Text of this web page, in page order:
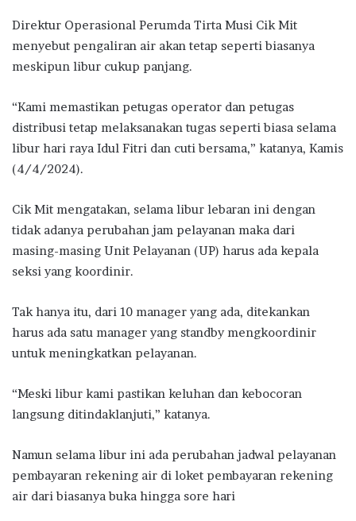
Direktur Operasional Perumda Tirta Musi Cik Mit
menyebut pengaliran air akan tetap seperti biasanya
meskipun libur cukup panjang.
“Kami memastikan petugas operator dan petugas
distribusi tetap melaksanakan tugas seperti biasa selama
libur hari raya Idul Fitri dan cuti bersama,” katanya, Kamis
(4/4/2024).
Cik Mit mengatakan, selama libur lebaran ini dengan
tidak adanya perubahan jam pelayanan maka dari
masing-masing Unit Pelayanan (UP) harus ada kepala
seksi yang koordinir.
Tak hanya itu, dari 10 manager yang ada, ditekankan
harus ada satu manager yang standby mengkoordinir
untuk meningkatkan pelayanan.
“Meski libur kami pastikan keluhan dan kebocoran
langsung ditindaklanjuti,” katanya.
Namun selama libur ini ada perubahan jadwal pelayanan
pembayaran rekening air di loket pembayaran rekening
air dari biasanya buka hingga sore hari